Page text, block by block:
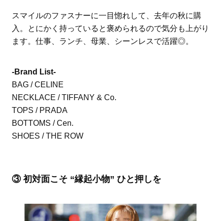
スマイルのファスナーに一目惚れして、去年の秋に購
入。とにかく持っていると褒められるので気分も上がり
ます。仕事、ランチ、母業、シーンレスで活躍◎。
-Brand List-
BAG / CELINE
NECKLACE / TIFFANY & Co.
TOPS / PRADA
BOTTOMS / Cen.
SHOES / THE ROW
③ 初対面こそ “縁起小物” ひと押しを